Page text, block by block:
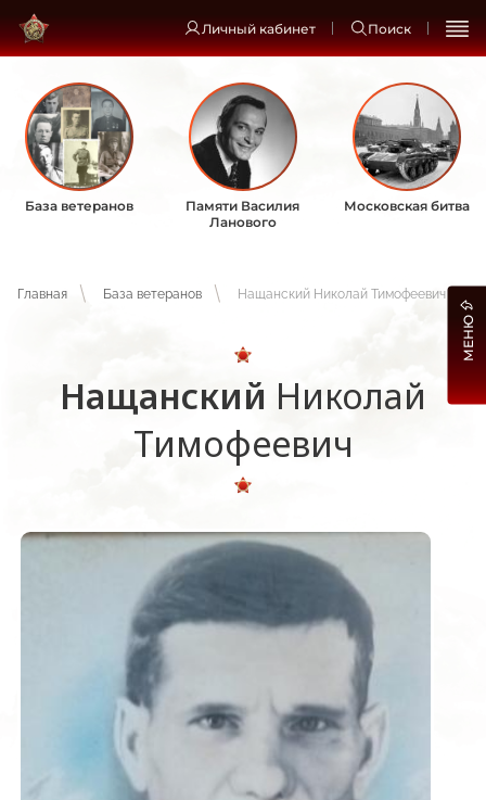
Личный кабинет Поиск
База ветеранов
Памяти Василия
Ланового
Московская битва
Главная База ветеранов Нащанский Николай Тимофеевич
Нащанский Николай
Тимофеевич
МЕНЮ